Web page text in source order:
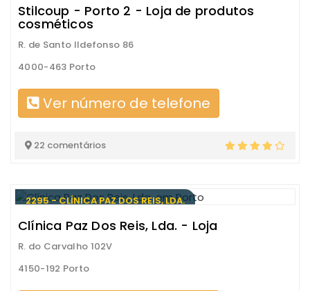
Stilcoup - Porto 2 - Loja de produtos
cosméticos
R. de Santo Ildefonso 86
4000-463 Porto
Ver número de telefone
22 comentários
2295 - CLÍNICA PAZ DOS REIS, LDA.
Clínica Paz Dos Reis, Lda. - Loja
R. do Carvalho 102V
4150-192 Porto